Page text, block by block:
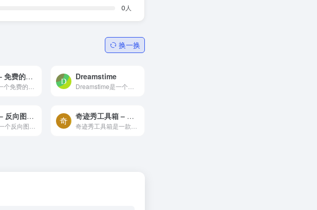
0 人
换一换
JiDrop – 免费的跨设备局域网文件互传工具
JiDrop是一个免费的跨设备局域网文件互传工具。它可以让你在不同的设备之间，如手机、电脑、平板等，通过浏览器快速地分享文件、图片、视频和信息。
Dreamstime
Dreamstime是一个提供免费商用高清图库的照片设计素材网站，它提供插画、大自然植物、建筑、音乐符号等图片素材的高清图片。这些图片对于设计海报、大图输出等都非常适合，且不会...
TinEye – 反向图像搜索网站，让您的图像更容易被搜索和发现
TinEye是一个反向图像搜索网站，可以让您找到网络上与您的图像相似或相同的图像。您可以通过URL或上传文件来搜索图像，并查看图像的来源、修改版本或其他相关信息。
奇迹秀工具箱 – 设计师的百宝箱
奇迹秀工具箱是一款为UI设计师精心打造的设计工具箱，它不仅提供了丰富的设计辅助功能，还整合了各种主流的设计资源，让设计师在创作过程中更加高效、顺手。